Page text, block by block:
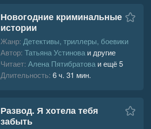
Новогодние криминальные
истории
Жанр: Детективы, триллеры, боевики
Автор: Татьяна Устинова и другие
Читает: Алена Пятибратова и ещё 5
Длительность: 6 ч. 31 мин.
Развод. Я хотела тебя
забыть